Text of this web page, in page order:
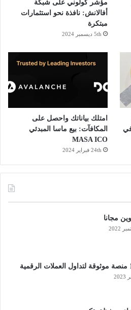
مؤشر كولوني على شبكة
أفالانش: نافذة نحو استثمارات
مبتكرة
5th ديسمبر 2024
امتلك بياناتك واحصل على
المكافآت: بيع ماسا المبدئي
MASA ICO
24th فبراير 2024
مجانا